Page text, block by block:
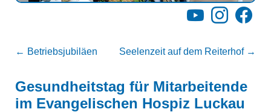
YouTubeInstagram
← Betriebsjubiläen Seelenzeit auf dem Reiterhof →
Gesundheitstag für Mitarbeitende
im Evangelischen Hospiz Luckau